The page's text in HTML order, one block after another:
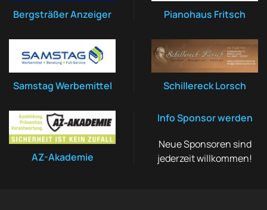
Bergsträßer Anzeiger Pianohaus Fritsch
Samstag Werbemittel Schillereck Lorsch
AZ-Akademie
Info Sponsor werden
Neue Sponsoren sind
jederzeit willkommen!